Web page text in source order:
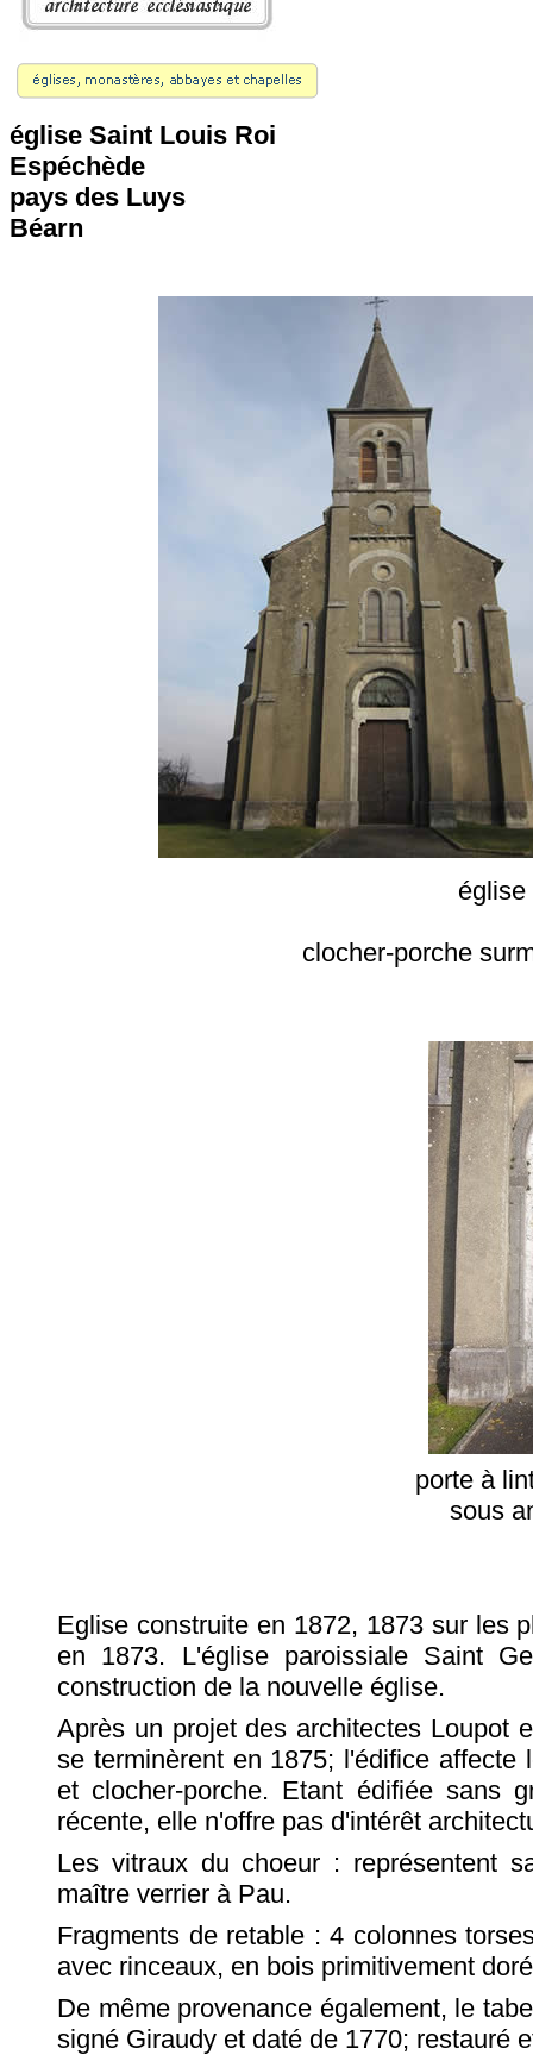
église Saint Louis Roi
Espéchède
pays des Luys
Béarn
clocher-porche
porte à
sous
Eglise construite en 1872, 1873 sur les
en 1873. L'église paroissiale Saint
construction de la nouvelle église.
Après un projet des architectes Loupot
se terminèrent en 1875; l'édifice
et clocher-porche. Etant édifiée sans
récente, elle n'offre pas d'intérêt
Les vitraux du choeur : représentent
maître verrier à Pau.
Fragments de retable : 4 colonnes
avec rinceaux, en bois primitivement
De même provenance également, le
signé Giraudy et daté de 1770; restauré